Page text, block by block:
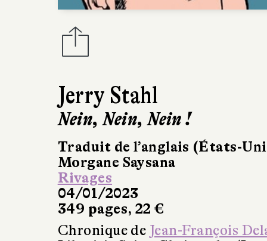
Jerry Stahl
Nein, Nein, Nein !
Traduit de l’anglais (États-
Morgane Saysana
Rivages
04/01/2023
349 pages, 22 €
Chronique de Jean-François